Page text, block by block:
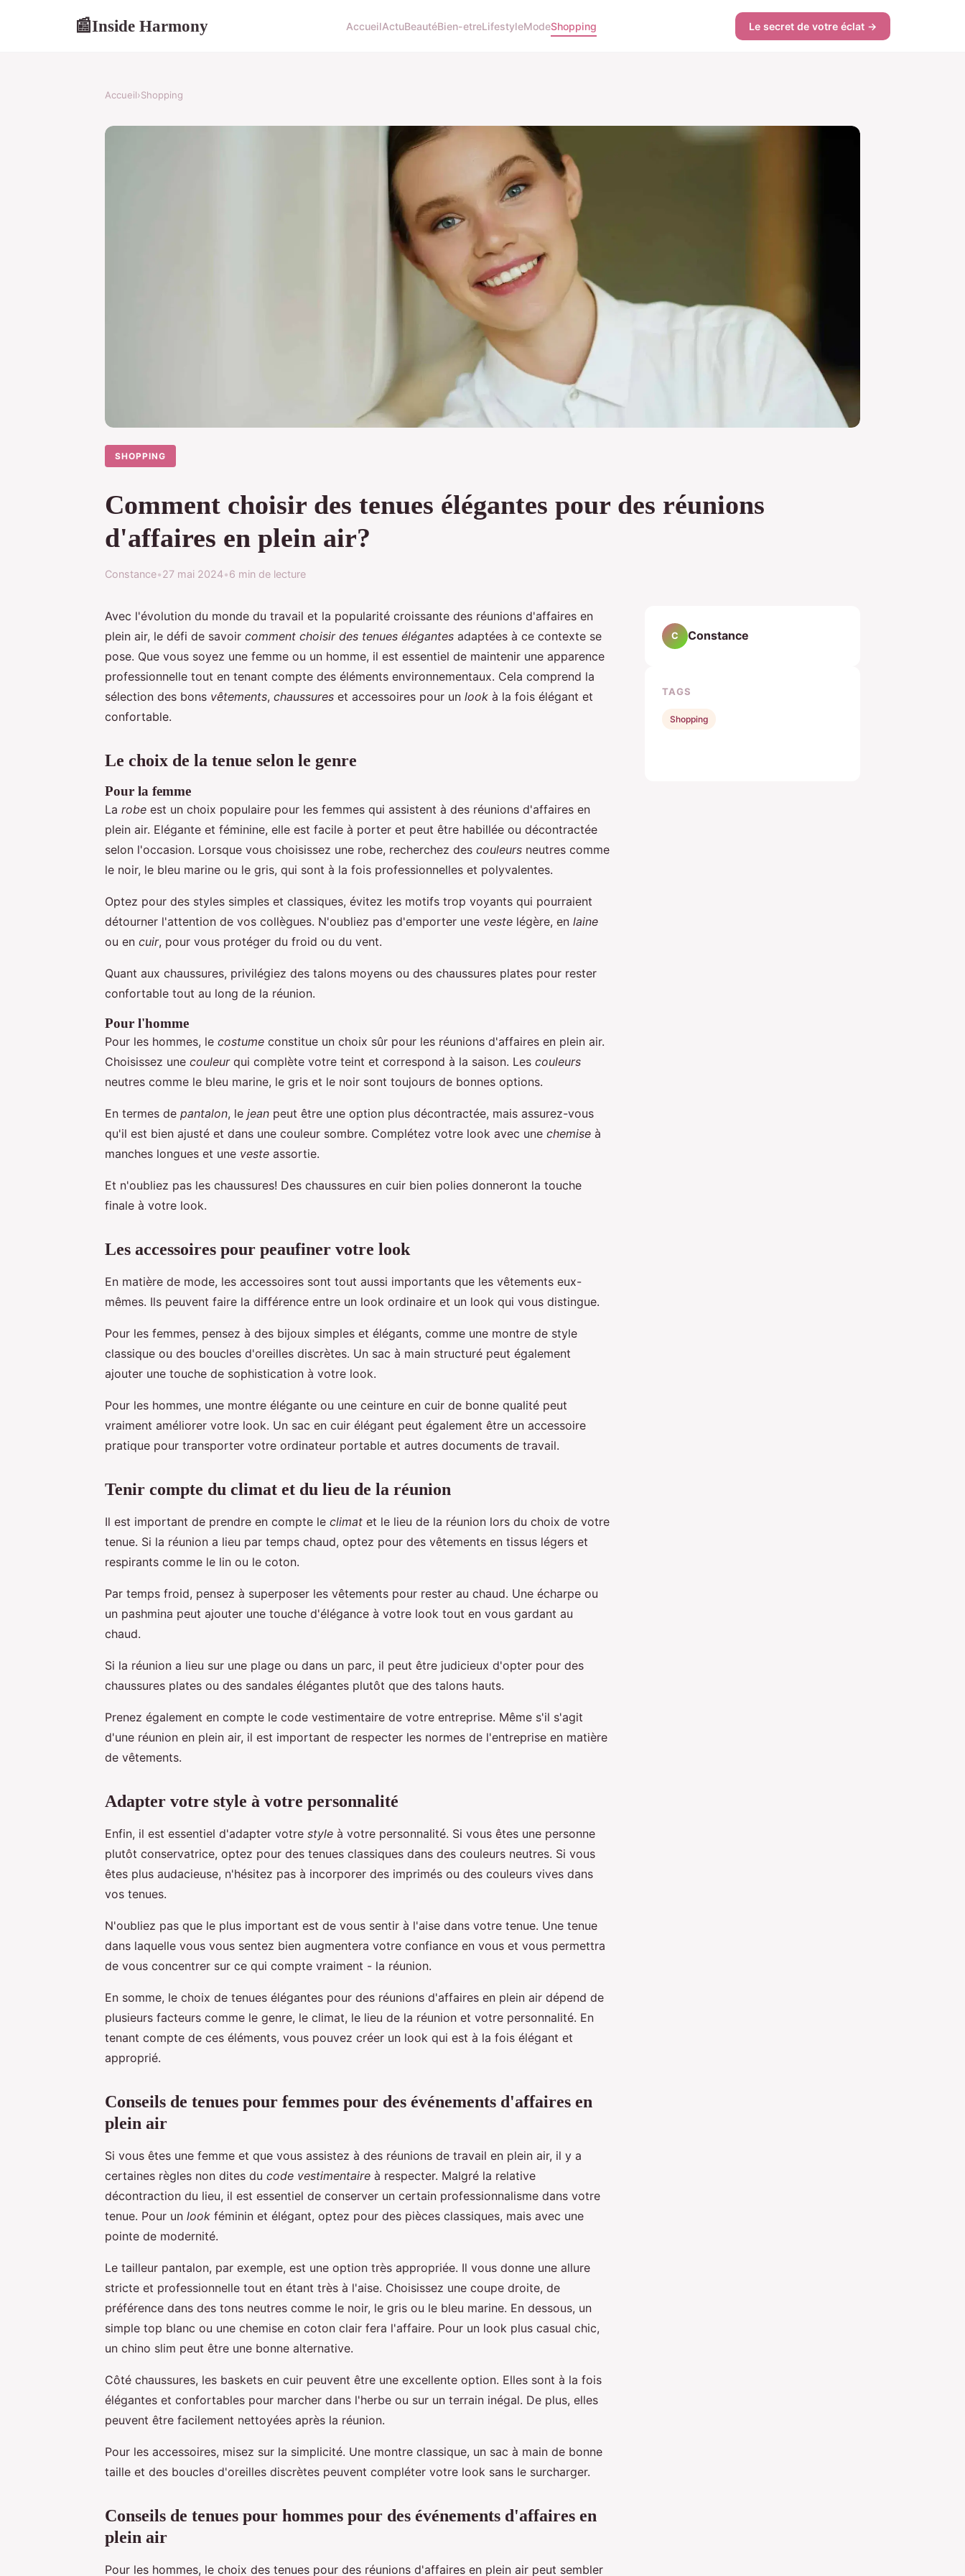
📰Inside Harmony AccueilActuBeautéBien-etreLifestyleModeShopping Le secret de votre éclat →
Accueil›Shopping
SHOPPING
Comment choisir des tenues élégantes pour des réunions
d'affaires en plein air?
Constance•27 mai 2024•6 min de lecture
Avec l'évolution du monde du travail et la popularité croissante des réunions d'affaires en
plein air, le défi de savoir comment choisir des tenues élégantes adaptées à ce contexte se
pose. Que vous soyez une femme ou un homme, il est essentiel de maintenir une apparence
professionnelle tout en tenant compte des éléments environnementaux. Cela comprend la
sélection des bons vêtements, chaussures et accessoires pour un look à la fois élégant et
confortable.
Le choix de la tenue selon le genre
Pour la femme
La robe est un choix populaire pour les femmes qui assistent à des réunions d'affaires en
plein air. Elégante et féminine, elle est facile à porter et peut être habillée ou décontractée
selon l'occasion. Lorsque vous choisissez une robe, recherchez des couleurs neutres comme
le noir, le bleu marine ou le gris, qui sont à la fois professionnelles et polyvalentes.
Optez pour des styles simples et classiques, évitez les motifs trop voyants qui pourraient
détourner l'attention de vos collègues. N'oubliez pas d'emporter une veste légère, en laine
ou en cuir, pour vous protéger du froid ou du vent.
Quant aux chaussures, privilégiez des talons moyens ou des chaussures plates pour rester
confortable tout au long de la réunion.
Pour l'homme
Pour les hommes, le costume constitue un choix sûr pour les réunions d'affaires en plein air.
Choisissez une couleurqui complète votre teint et correspond à la saison. Les couleurs
neutres comme le bleu marine, le gris et le noir sont toujours de bonnes options.
En termes de pantalon, le jean peut être une option plus décontractée, mais assurez-vous
qu'il est bien ajusté et dans une couleur sombre. Complétez votre look avec une chemise à
manches longues et une veste assortie.
Et n'oubliez pas les chaussures! Des chaussures en cuir bien polies donneront la touche
finale à votre look.
Les accessoires pour peaufiner votre look
En matière de mode, les accessoires sont tout aussi importants que les vêtements eux-
mêmes. Ils peuvent faire la différence entre un look ordinaire et un look qui vous distingue.
Pour les femmes, pensez à des bijoux simples et élégants, comme une montre de style
classique ou des boucles d'oreilles discrètes. Un sac à main structuré peut également
ajouter une touche de sophistication à votre look.
Pour les hommes, une montre élégante ou une ceinture en cuir de bonne qualité peut
vraiment améliorer votre look. Un sac en cuir élégant peut également être un accessoire
pratique pour transporter votre ordinateur portable et autres documents de travail.
Tenir compte du climat et du lieu de la réunion
Il est important de prendre en compte le climat et le lieu de la réunion lors du choix de votre
tenue. Si la réunion a lieu par temps chaud, optez pour des vêtements en tissus légers et
respirants comme le lin ou le coton.
Par temps froid, pensez à superposer les vêtements pour rester au chaud. Une écharpe ou
un pashmina peut ajouter une touche d'élégance à votre look tout en vous gardant au
chaud.
Si la réunion a lieu sur une plage ou dans un parc, il peut être judicieux d'opter pour des
chaussures plates ou des sandales élégantes plutôt que des talons hauts.
Prenez également en compte le code vestimentaire de votre entreprise. Même s'il s'agit
d'une réunion en plein air, il est important de respecter les normes de l'entreprise en matière
de vêtements.
Adapter votre style à votre personnalité
Enfin, il est essentiel d'adapter votre style à votre personnalité. Si vous êtes une personne
plutôt conservatrice, optez pour des tenues classiques dans des couleurs neutres. Si vous
êtes plus audacieuse, n'hésitez pas à incorporer des imprimés ou des couleurs vives dans
vos tenues.
N'oubliez pas que le plus important est de vous sentir à l'aise dans votre tenue. Une tenue
dans laquelle vous vous sentez bien augmentera votre confiance en vous et vous permettra
de vous concentrer sur ce qui compte vraiment - la réunion.
En somme, le choix de tenues élégantes pour des réunions d'affaires en plein air dépend de
plusieurs facteurs comme le genre, le climat, le lieu de la réunion et votre personnalité. En
tenant compte de ces éléments, vous pouvez créer un look qui est à la fois élégant et
approprié.
Conseils de tenues pour femmes pour des événements d'affaires en
plein air
Si vous êtes une femme et que vous assistez à des réunions de travail en plein air, il y a
certaines règles non dites du code vestimentaire à respecter. Malgré la relative
décontraction du lieu, il est essentiel de conserver un certain professionnalisme dans votre
tenue. Pour un look féminin et élégant, optez pour des pièces classiques, mais avec une
pointe de modernité.
Le tailleur pantalon, par exemple, est une option très appropriée. Il vous donne une allure
stricte et professionnelle tout en étant très à l'aise. Choisissez une coupe droite, de
préférence dans des tons neutres comme le noir, le gris ou le bleu marine. En dessous, un
simple top blanc ou une chemise en coton clair fera l'affaire. Pour un look plus casual chic,
un chino slim peut être une bonne alternative.
Côté chaussures, les baskets en cuir peuvent être une excellente option. Elles sont à la fois
élégantes et confortables pour marcher dans l'herbe ou sur un terrain inégal. De plus, elles
peuvent être facilement nettoyées après la réunion.
Pour les accessoires, misez sur la simplicité. Une montre classique, un sac à main de bonne
taille et des boucles d'oreilles discrètes peuvent compléter votre look sans le surcharger.
Conseils de tenues pour hommes pour des événements d'affaires en
plein air
Pour les hommes, le choix des tenues pour des réunions d'affaires en plein air peut sembler
C Constance
TAGS
Shopping